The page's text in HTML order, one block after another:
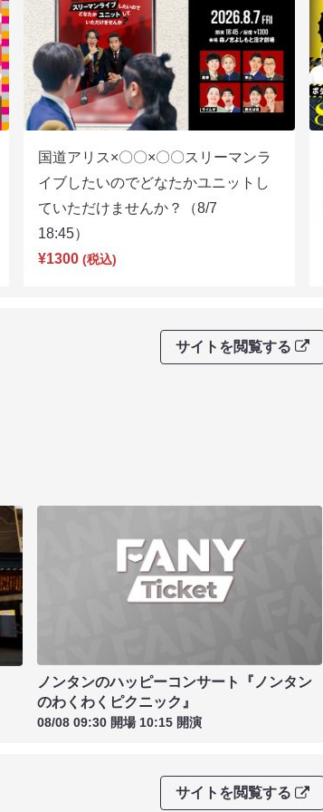
国道アリス×〇〇×〇〇スリーマンラ
イブしたいのでどなたかユニットし
ていただけませんか？（8/7
18:45）
¥1300 (税込)
サイトを閲覧する
ノンタンのハッピーコンサート『ノンタン
のわくわくピクニック』
08/08 09:30 開場 10:15 開演
サイトを閲覧する